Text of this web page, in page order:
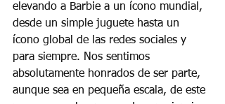
elevando a Barbie a un ícono mundial,
desde un simple juguete hasta un
ícono global de las redes sociales y
para siempre. Nos sentimos
absolutamente honrados de ser parte,
aunque sea en pequeña escala, de este